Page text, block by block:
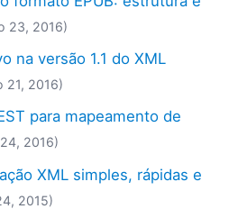
23, 2016)
na versão 1.1 do XML
21, 2016)
para mapeamento de
2016)
XML simples, rápidas e
2015)